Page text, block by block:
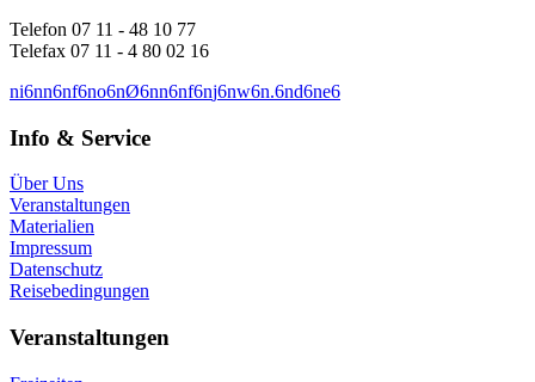
Telefon 07 11 - 48 10 77
Telefax 07 11 - 4 80 02 16
ni6nn6nf6no6nØ6nn6nf6nj6nw6n.6nd6ne6
Info & Service
Über Uns
Veranstaltungen
Materialien
Impressum
Datenschutz
Reisebedingungen
Veranstaltungen